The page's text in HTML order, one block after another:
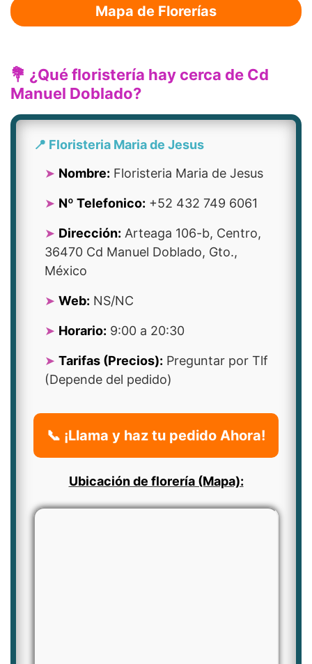
Mapa de Florerías
💐 ¿Qué floristería hay cerca de Cd
Manuel Doblado?
📍 Floristeria Maria de Jesus
Nombre: Floristeria Maria de Jesus
Nº Telefonico: +52 432 749 6061
Dirección: Arteaga 106-b, Centro,
36470 Cd Manuel Doblado, Gto.,
México
Web: NS/NC
Horario: 9:00 a 20:30
Tarifas (Precios): Preguntar por Tlf
(Depende del pedido)
📞 ¡Llama y haz tu pedido Ahora!
Ubicación de florería (Mapa):